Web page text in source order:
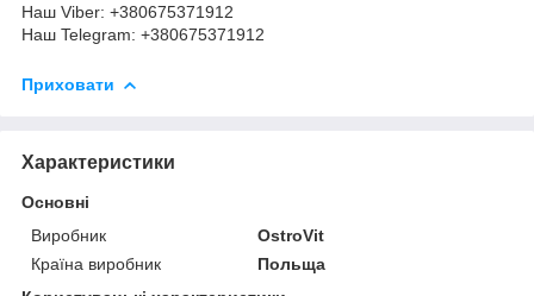
Наш Viber: +380675371912
Наш Telegram: +380675371912
Приховати
Характеристики
Основні
Виробник
OstroVit
Країна виробник
Польща